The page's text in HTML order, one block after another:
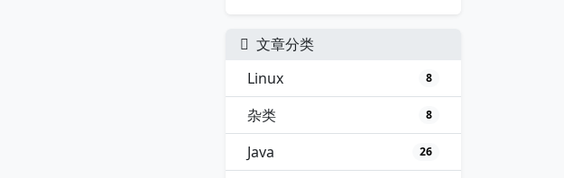
文章分类
Linux
8
杂类 8
Java 26